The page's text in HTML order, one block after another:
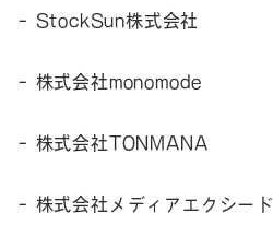
– StockSun株式会社
– 株式会社monomode
– 株式会社TONMANA
– 株式会社メディアエクシード